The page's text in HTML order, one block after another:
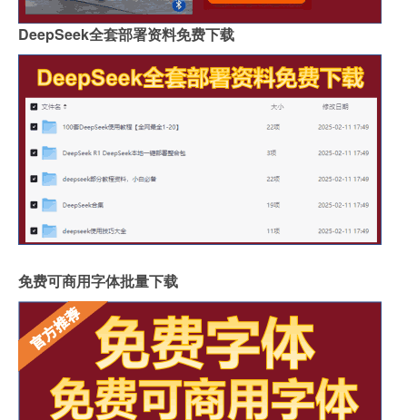
DeepSeek全套部署资料免费下载
免费可商用字体批量下载